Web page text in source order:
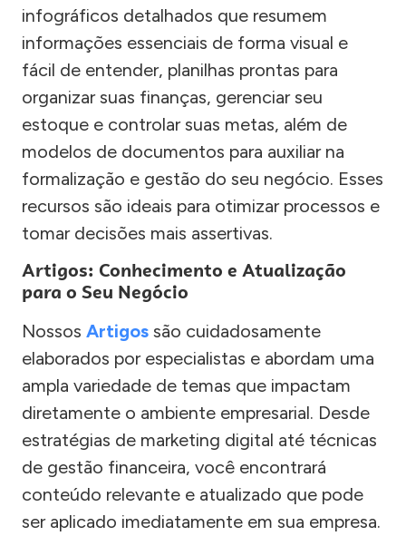
infográficos detalhados que resumem
informações essenciais de forma visual e
fácil de entender, planilhas prontas para
organizar suas finanças, gerenciar seu
estoque e controlar suas metas, além de
modelos de documentos para auxiliar na
formalização e gestão do seu negócio. Esses
recursos são ideais para otimizar processos e
tomar decisões mais assertivas.
Artigos: Conhecimento e Atualização
para o Seu Negócio
Nossos Artigos são cuidadosamente
elaborados por especialistas e abordam uma
ampla variedade de temas que impactam
diretamente o ambiente empresarial. Desde
estratégias de marketing digital até técnicas
de gestão financeira, você encontrará
conteúdo relevante e atualizado que pode
ser aplicado imediatamente em sua empresa.